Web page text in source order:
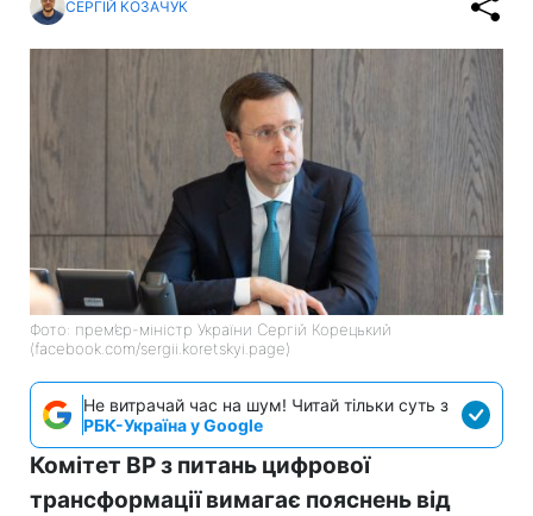
СЕРГІЙ КОЗАЧУК
Фото: прем’єр-міністр України Сергій Корецький
(facebook.com/sergii.koretskyi.page)
Не витрачай час на шум! Читай тільки суть з
РБК-Україна у Google
Комітет ВР з питань цифрової
трансформації вимагає пояснень від